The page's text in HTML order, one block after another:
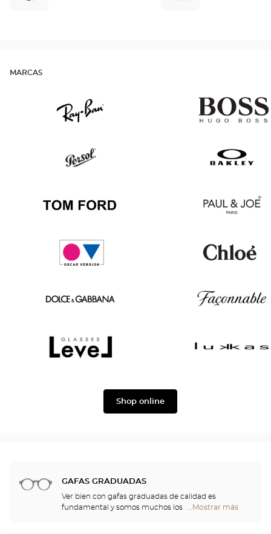
MARCAS
Shop online
GAFAS GRADUADAS
Ver bien con gafas graduadas de calidad es
fundamental y somos muchos los que...Mostrar más
tiendas